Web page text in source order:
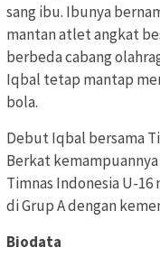
sang ibu. Ibunya
mantan atlet angkat
berbeda cabang
Iqbal tetap mantap
bola.
Debut Iqbal bersama
Berkat
Timnas Indonesia U-
di Grup A dengan
Biodata